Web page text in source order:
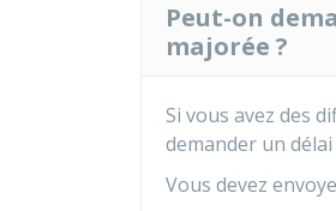
Peut-on
majorée ?
Si vous avez des
demander un
Vous devez